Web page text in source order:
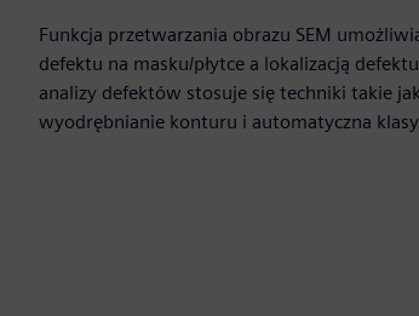
Funkcja przetwarzania obrazu SEM
defektu na masku/płytce a lokalizacją
analizy defektów stosuje się techniki takie
wyodrębnianie konturu i automatyczna